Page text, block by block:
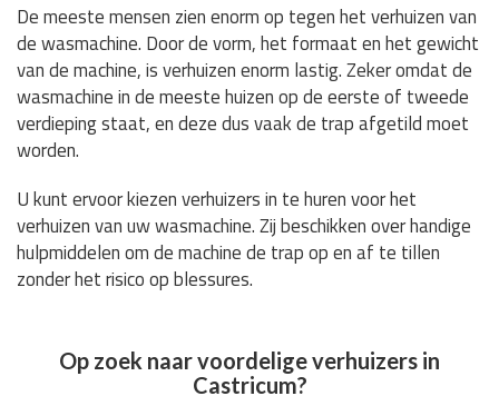
De meeste mensen zien enorm op tegen het verhuizen van
de wasmachine. Door de vorm, het formaat en het gewicht
van de machine, is verhuizen enorm lastig. Zeker omdat de
wasmachine in de meeste huizen op de eerste of tweede
verdieping staat, en deze dus vaak de trap afgetild moet
worden.
U kunt ervoor kiezen verhuizers in te huren voor het
verhuizen van uw wasmachine. Zij beschikken over handige
hulpmiddelen om de machine de trap op en af te tillen
zonder het risico op blessures.
Op zoek naar voordelige verhuizers in
Castricum?